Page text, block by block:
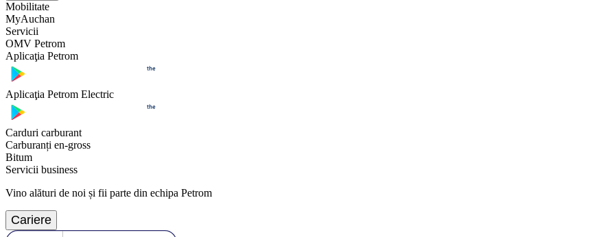
Mobilitate
MyAuchan
Servicii
OMV Petrom
Aplicaţia Petrom
Aplicaţia Petrom Electric
Carduri carburant
Carburanți en-gross
Bitum
Servicii business
Vino alături de noi și fii parte din echipa Petrom
Cariere